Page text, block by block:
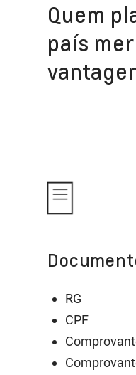
Quem
país
RG
CPF